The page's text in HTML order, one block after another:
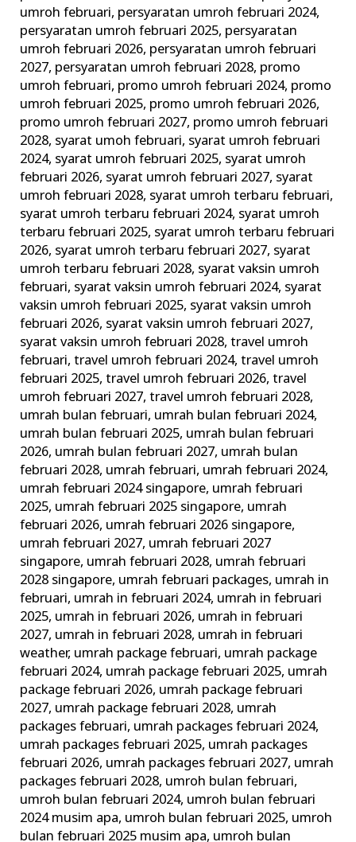
umroh februari, persyaratan umroh februari 2024,
persyaratan umroh februari 2025, persyaratan
umroh februari 2026, persyaratan umroh februari
2027, persyaratan umroh februari 2028, promo
umroh februari, promo umroh februari 2024, promo
umroh februari 2025, promo umroh februari 2026,
promo umroh februari 2027, promo umroh februari
2028, syarat umoh februari, syarat umroh februari
2024, syarat umroh februari 2025, syarat umroh
februari 2026, syarat umroh februari 2027, syarat
umroh februari 2028, syarat umroh terbaru februari,
syarat umroh terbaru februari 2024, syarat umroh
terbaru februari 2025, syarat umroh terbaru februari
2026, syarat umroh terbaru februari 2027, syarat
umroh terbaru februari 2028, syarat vaksin umroh
februari, syarat vaksin umroh februari 2024, syarat
vaksin umroh februari 2025, syarat vaksin umroh
februari 2026, syarat vaksin umroh februari 2027,
syarat vaksin umroh februari 2028,travel umroh
februari,travel umroh februari 2024,travel umroh
februari 2025,travel umroh februari 2026,travel
umroh februari 2027,travel umroh februari 2028,
umrah bulan februari, umrah bulan februari 2024,
umrah bulan februari 2025, umrah bulan februari
2026, umrah bulan februari 2027, umrah bulan
februari 2028, umrah februari, umrah februari 2024,
umrah februari 2024 singapore, umrah februari
2025, umrah februari 2025 singapore, umrah
februari 2026, umrah februari 2026 singapore,
umrah februari 2027, umrah februari 2027
singapore, umrah februari 2028, umrah februari
2028 singapore, umrah februari packages, umrah in
februari, umrah in februari 2024, umrah in februari
2025, umrah in februari 2026, umrah in februari
2027, umrah in februari 2028, umrah in februari
weather, umrah package februari, umrah package
februari 2024, umrah package februari 2025, umrah
package februari 2026, umrah package februari
2027, umrah package februari 2028, umrah
packages februari, umrah packages februari 2024,
umrah packages februari 2025, umrah packages
februari 2026, umrah packages februari 2027, umrah
packages februari 2028, umroh bulan februari,
umroh bulan februari 2024, umroh bulan februari
2024 musim apa, umroh bulan februari 2025, umroh
bulan februari 2025 musim apa, umroh bulan